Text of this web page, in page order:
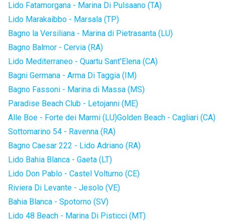
Lido Fatamorgana - Marina Di Pulsaano (TA)
Lido Marakaibbo - Marsala (TP)
Bagno la Versiliana - Marina di Pietrasanta (LU)
Bagno Balmor - Cervia (RA)
Lido Mediterraneo - Quartu Sant'Elena (CA)
Bagni Germana - Arma Di Taggia (IM)
Bagno Fassoni - Marina di Massa (MS)
Paradise Beach Club - Letojanni (ME)
Alle Boe - Forte dei Marmi (LU)Golden Beach - Cagliari (CA)
Sottomarino 54 - Ravenna (RA)
Bagno Caesar 222 - Lido Adriano (RA)
Lido Bahia Blanca - Gaeta (LT)
Lido Don Pablo - Castel Volturno (CE)
Riviera Di Levante - Jesolo (VE)
Bahia Blanca - Spotorno (SV)
Lido 48 Beach - Marina Di Pisticci (MT)